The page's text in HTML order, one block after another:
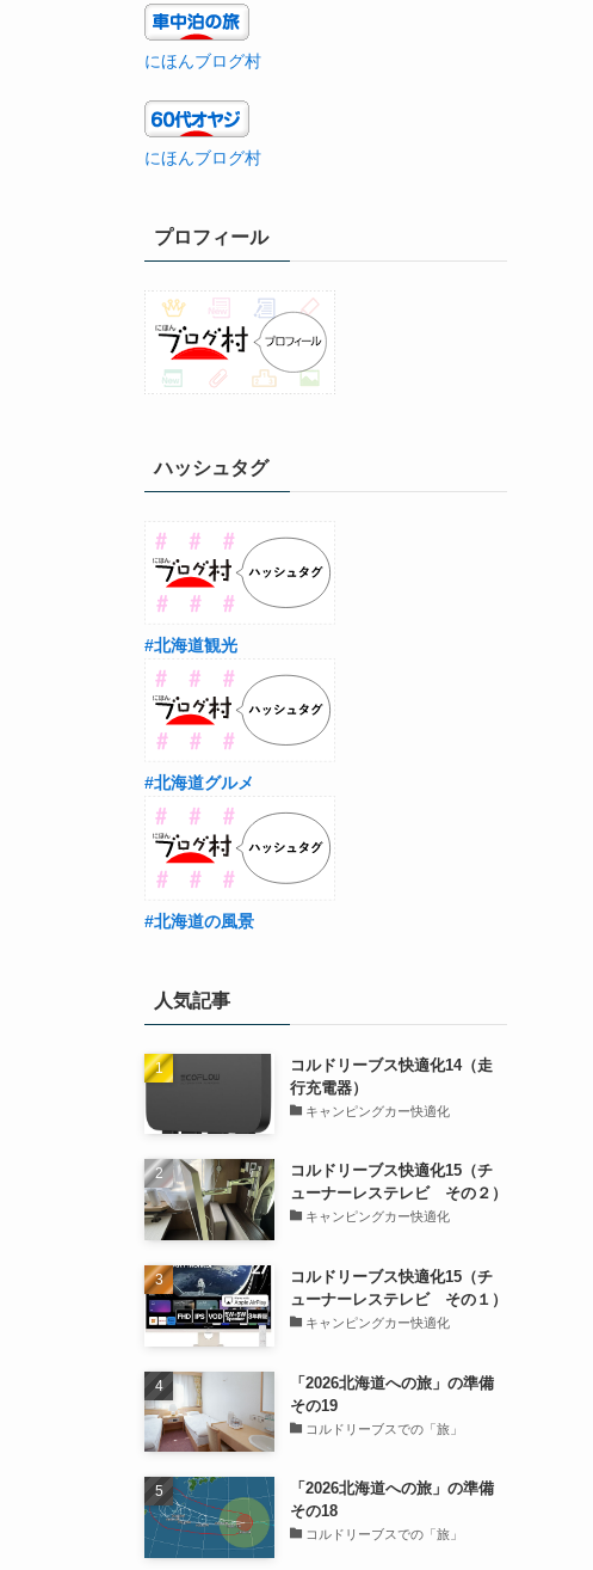
にほんブログ村
にほんブログ村
プロフィール
ハッシュタグ
#北海道観光
#北海道グルメ
#北海道の風景
人気記事
コルドリーブス快適化14（走
行充電器）
キャンピングカー快適化
コルドリーブス快適化15（チ
ューナーレステレビ その２）
キャンピングカー快適化
コルドリーブス快適化15（チ
ューナーレステレビ その１）
キャンピングカー快適化
「2026北海道への旅」の準備
その19
コルドリーブスでの「旅」
「2026北海道への旅」の準備
その18
コルドリーブスでの「旅」